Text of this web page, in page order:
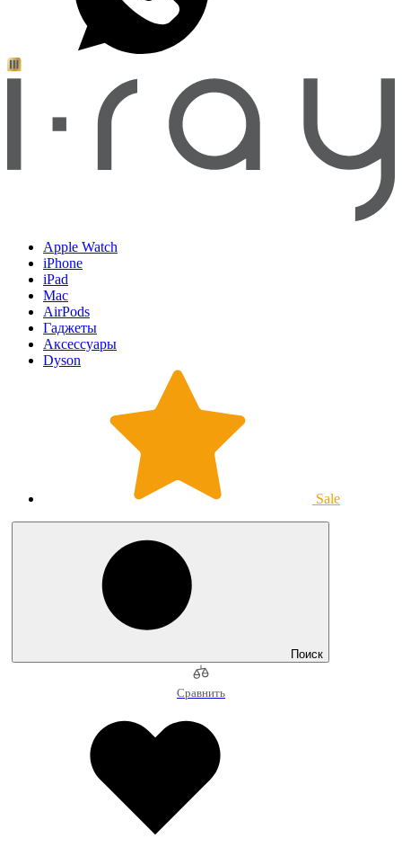
Apple Watch
iPhone
iPad
Mac
AirPods
Гаджеты
Аксессуары
Dyson
Sale
Поиск
Сравнить